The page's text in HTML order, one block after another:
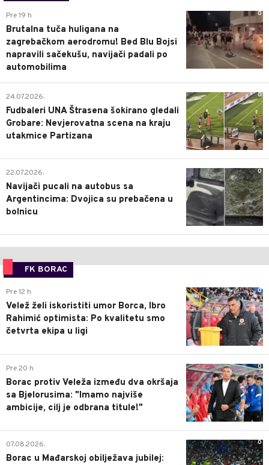
0
Pre 19 h
Brutalna tuča huligana na
zagrebačkom aerodromu! Bed Blu Bojsi
napravili sačekušu, navijači padali po
automobilima
0
24.07.2026.
Fudbaleri UNA Štrasena šokirano gledali
Grobare: Nevjerovatna scena na kraju
utakmice Partizana
0
22.07.2026.
Navijači pucali na autobus sa
Argentincima: Dvojica su prebačena u
bolnicu
FK BORAC
0
Pre 12 h
Velež želi iskoristiti umor Borca, Ibro
Rahimić optimista: Po kvalitetu smo
četvrta ekipa u ligi
0
Pre 20 h
Borac protiv Veleža između dva okršaja
sa Bjelorusima: "Imamo najviše
ambicije, cilj je odbrana titule!"
0
07.08.2026.
Borac u Mađarskoj obilježava jubilej: